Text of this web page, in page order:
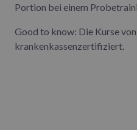
Portion bei einem
Good to know: Die Kurse
krankenkassenzertifiziert.